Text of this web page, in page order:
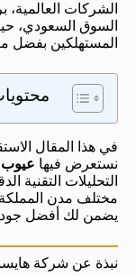
الشركات العالمية،
السوق السعودي،
المستهلكين بفضل
في هذا المقال
نستعرض فيها
التحليلات التقنية
مختلف مدن
يضمن لك أفضل
نبذة عن شركة